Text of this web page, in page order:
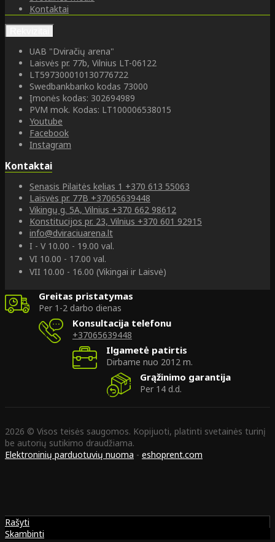
Kontaktai
UAB "Dviračių arena"
Laisvės pr. 77b, Vilnius LT-06122
LT597300010130776722
Swedbankbanko kodas 73000
Įmonės kodas: 302694989
PVM mok. Kodas: LT100006538015
Youtube
Facebook
Instagram
Kontaktai
Senasis Pilaitės kelias 1 +370 613 55063
Laisvės pr. 77B +37065639448
Vikingų g. 5A, Vilnius +370 662 98612
Konstitucijos pr. 23, Vilnius +370 601 92915
info@dviraciuarena.lt
I - V 10.00 - 19.00 val.
VI 10.00 - 17.00 val.
VII 10.00 - 16.00 (Vikingai ir Laisvė)
Greitas pristatymas
Per 1-2 darbo dienas
Konsultacija telefonu
+37065639448
Ilgametė patirtis
Dirbame nuo 2012 m.
Grąžinimo garantija
Per 14 d.d.
2026 © Visos teisės saugomos. Kopijuoti, platinti svetainės turinį
be autorių sutikimo draudžiama.
Elektroninių parduotuvių nuoma - eshoprent.com
Rašyti
Skambinti